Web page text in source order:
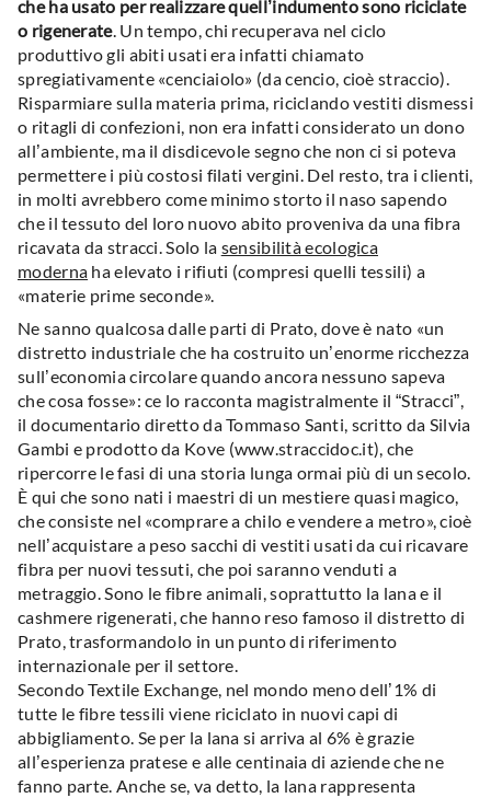
che ha usato per realizzare quell’indumento sono riciclate
o rigenerate. Un tempo, chi recuperava nel ciclo
produttivo gli abiti usati era infatti chiamato
spregiativamente «cenciaiolo» (da cencio, cioè straccio).
Risparmiare sulla materia prima, riciclando vestiti dismessi
o ritagli di confezioni, non era infatti considerato un dono
all’ambiente, ma il disdicevole segno che non ci si poteva
permettere i più costosi filati vergini. Del resto, tra i clienti,
in molti avrebbero come minimo storto il naso sapendo
che il tessuto del loro nuovo abito proveniva da una fibra
ricavata da stracci. Solo la sensibilità ecologica
moderna ha elevato i rifiuti (compresi quelli tessili) a
«materie prime seconde».
Ne sanno qualcosa dalle parti di Prato, dove è nato «un
distretto industriale che ha costruito un’enorme ricchezza
sull’economia circolare quando ancora nessuno sapeva
che cosa fosse»: ce lo racconta magistralmente il “Stracci”,
il documentario diretto da Tommaso Santi, scritto da Silvia
Gambi e prodotto da Kove (www.straccidoc.it), che
ripercorre le fasi di una storia lunga ormai più di un secolo.
È qui che sono nati i maestri di un mestiere quasi magico,
che consiste nel «comprare a chilo e vendere a metro», cioè
nell’acquistare a peso sacchi di vestiti usati da cui ricavare
fibra per nuovi tessuti, che poi saranno venduti a
metraggio. Sono le fibre animali, soprattutto la lana e il
cashmere rigenerati, che hanno reso famoso il distretto di
Prato, trasformandolo in un punto di riferimento
internazionale per il settore.
Secondo Textile Exchange, nel mondo meno dell’1% di
tutte le fibre tessili viene riciclato in nuovi capi di
abbigliamento. Se per la lana si arriva al 6% è grazie
all’esperienza pratese e alle centinaia di aziende che ne
fanno parte. Anche se, va detto, la lana rappresenta